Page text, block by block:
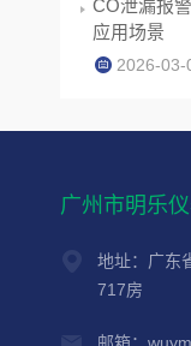
CO泄漏报
应用场景
2026-03-
广州市明乐
地址：广东
717房